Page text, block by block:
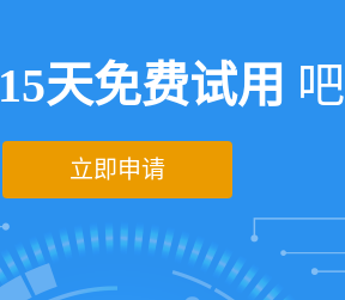
15天免费试用 吧
立即申请